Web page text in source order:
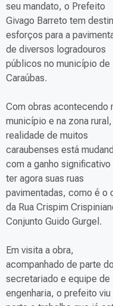
seu mandato, o Prefeito
Givago Barreto tem
esforços para a
de diversos logradouros
públicos no município de
Caraúbas.
Com obras acontecendo
município e na zona
realidade de muitos
caraubenses está
com a ganho significativo
ter agora suas ruas
pavimentadas, como é o
da Rua Crispim
Conjunto Guido Gurgel.
Em visita a obra,
acompanhado de parte do
secretariado e equipe de
engenharia, o prefeito viu